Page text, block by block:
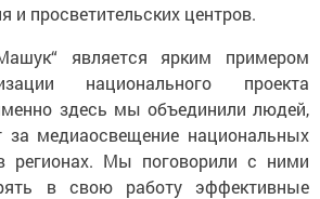
и просветительских центров.
является ярким примером
национального проекта
здесь мы объединили людей,
за медиаосвещение национальных
регионах. Мы поговорили с ними
в свою работу эффективные